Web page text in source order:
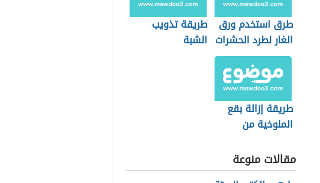
طرق استخدم ورق
الغار لطرد الحشرات
طريقة تذويب
الشبة
طريقة إزالة بقع
الملوخية من
مقالات منوعة